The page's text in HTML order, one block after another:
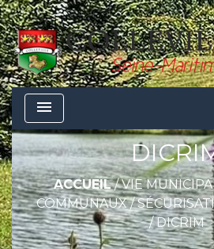
menu
ACCUEIL/VIE
COMMUNAUX/
/DICRIM